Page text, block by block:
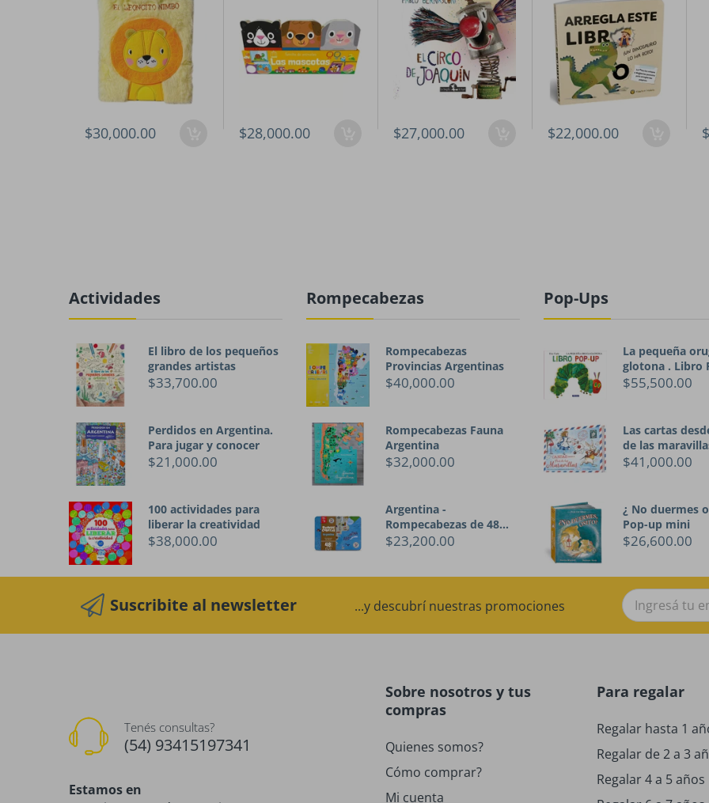
$30,000.00 $28,000.00 $27,000.00 $22,000.00
Actividades
El libro de los pequeños
grandes artistas
$33,700.00
Perdidos en Argentina.
Para jugar y conocer
$21,000.00
100 actividades para
liberar la creatividad
$38,000.00
Rompecabezas
Rompecabezas
Provincias Argentinas
$40,000.00
Rompecabezas Fauna
Argentina
$32,000.00
Argentina -
Rompecabezas de 48
piezas
$23,200.00
Pop-Ups
La pequeña
glotona . Libro
$55,500.00
Las cartas
de las
$41,000.00
¿ No duermes
Pop-up mini
$26,600.00
Suscribite al newsletter ...y descubrí nuestras promociones
Tenés consultas?
(54) 93415197341
Estamos en
Sobre nosotros y tus
compras
Quienes somos?
Cómo comprar?
Mi cuenta
Para regalar
Regalar hasta 1
Regalar de 2 a 3
Regalar 4 a 5 años